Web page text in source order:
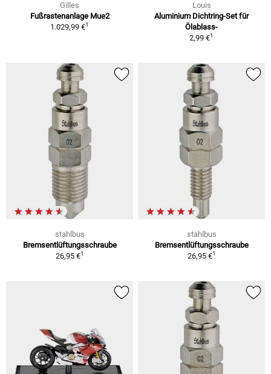
Gilles
Fußrastenanlage Mue2
1.029,99 €1
Louis
Aluminium Dichtring-Set für
Ölablass-
2,99 €1
stahlbus
Bremsentlüftungsschraube
26,95 €1
stahlbus
Bremsentlüftungsschraube
26,95 €1